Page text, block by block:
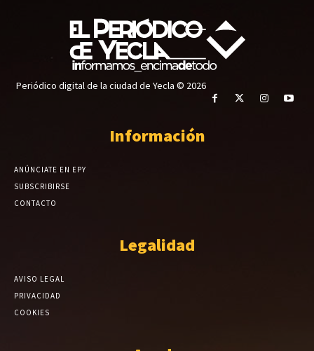
Periódico digital de la ciudad de Yecla © 2026
Información
ANÚNCIATE EN EPY
SUBSCRIBIRSE
CONTACTO
Legalidad
AVISO LEGAL
PRIVACIDAD
COOKIES